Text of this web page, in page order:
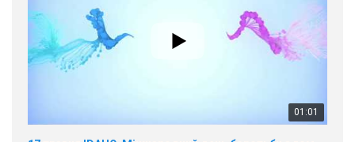
01:01